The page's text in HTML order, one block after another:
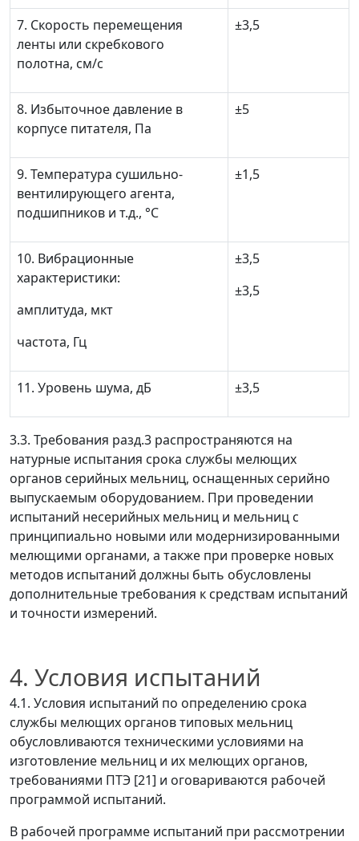
7. Скорость перемещения
ленты или скребкового
полотна, см/с
±3,5
8. Избыточное давление в
корпусе питателя, Па
±5
9. Температура сушильно-
вентилирующего агента,
подшипников и т.д., °С
±1,5
10. Вибрационные
характеристики:
амплитуда, мкт
частота, Гц
±3,5
±3,5
11. Уровень шума, дБ ±3,5
3.3. Требования разд.3 распространяются на
натурные испытания срока службы мелющих
органов серийных мельниц, оснащенных серийно
выпускаемым оборудованием. При проведении
испытаний несерийных мельниц и мельниц с
принципиально новыми или модернизированными
мелющими органами, а также при проверке новых
методов испытаний должны быть обусловлены
дополнительные требования к средствам испытаний
и точности измерений.
4. Условия испытаний
4.1. Условия испытаний по определению срока
службы мелющих органов типовых мельниц
обусловливаются техническими условиями на
изготовление мельниц и их мелющих органов,
требованиями ПТЭ [21] и оговариваются рабочей
программой испытаний.
В рабочей программе испытаний при рассмотрении